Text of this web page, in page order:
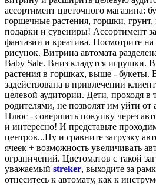
ассортимент цветочного магазина:
горшечные растения, горшки,
подарки и сувениры! Ассортимент
фантазии и креатива. Посмотрите
рисунок. Витрина автомата
Baby Sale. Вниз кладутся игрушки.
растения в горшках, выше - букеты.
задействована в привлечении
целевой аудитории. Дети, проходя в
родителями, не позволят им уйти от
Плюс - совершить покупку через
и интересно! И представьте
центров...Ну и сравните загрузку
ячеек + возможность увеличивать
ограничений. Цветоматов с такой
уважаемый streker, выходите за
отнеситесь к автомату, как к